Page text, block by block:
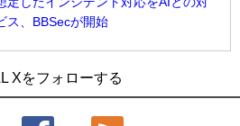
ス、BBSecが開始
治験参加者組み入れに電子カルテとAI
コンクリート充填時の異常を検出する
Xをフォローする